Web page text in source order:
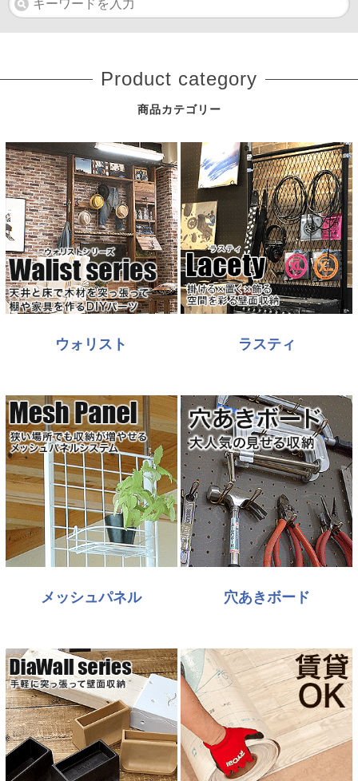
Product category
商品カテゴリー
ウォリスト ラスティ
メッシュパネル 穴あきボード